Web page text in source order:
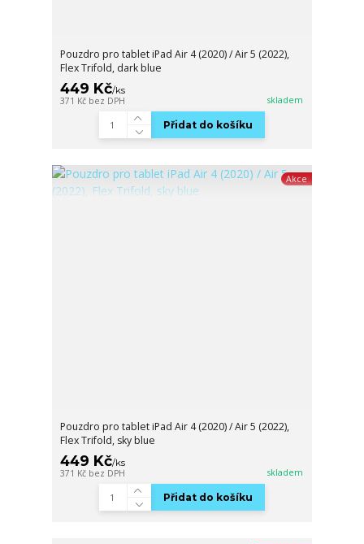
Pouzdro pro tablet iPad Air 4 (2020) / Air 5 (2022),
Flex Trifold, dark blue
449 Kč/ks
371 Kč bez DPH skladem
Přidat do košíku
Akce
Pouzdro pro tablet iPad Air 4 (2020) / Air 5 (2022),
Flex Trifold, sky blue
449 Kč/ks
371 Kč bez DPH skladem
Přidat do košíku